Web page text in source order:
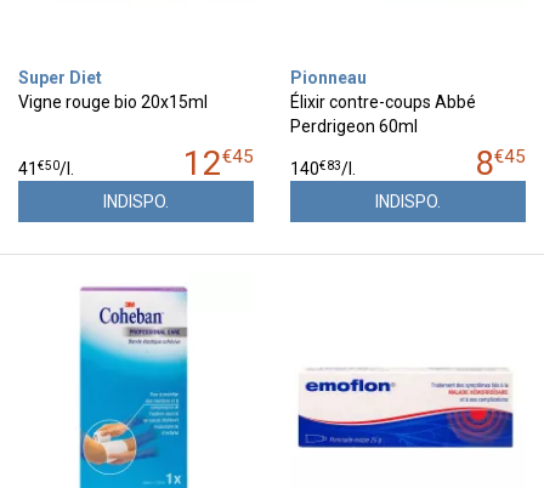
Super Diet
Vigne rouge bio 20x15ml
12€45
41 €50/l.
INDISPO.
Pionneau
Élixir contre-coups Abbé
Perdrigeon 60ml
8€45
140€83/l.
INDISPO.